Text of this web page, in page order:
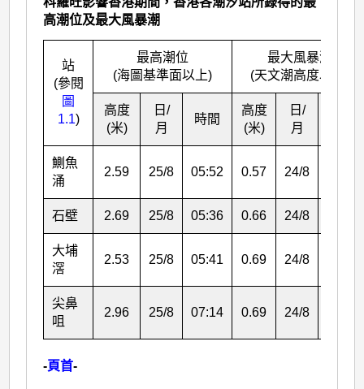
高潮位及最大風暴潮
站
(參閱
圖
1.1)
最高潮位
(海圖基準面以上)
最大風暴潮
(天文潮高度以上)
高度
(米)
日/
月
時間
高度
(米)
日/
月
鰂魚
涌
2.59 25/8 05:52 0.57 24/8
石壁 2.69 25/8 05:36 0.66 24/8
大埔
滘
2.53 25/8 05:41 0.69 24/8
尖鼻
咀
2.96 25/8 07:14 0.69 24/8
-頁首-